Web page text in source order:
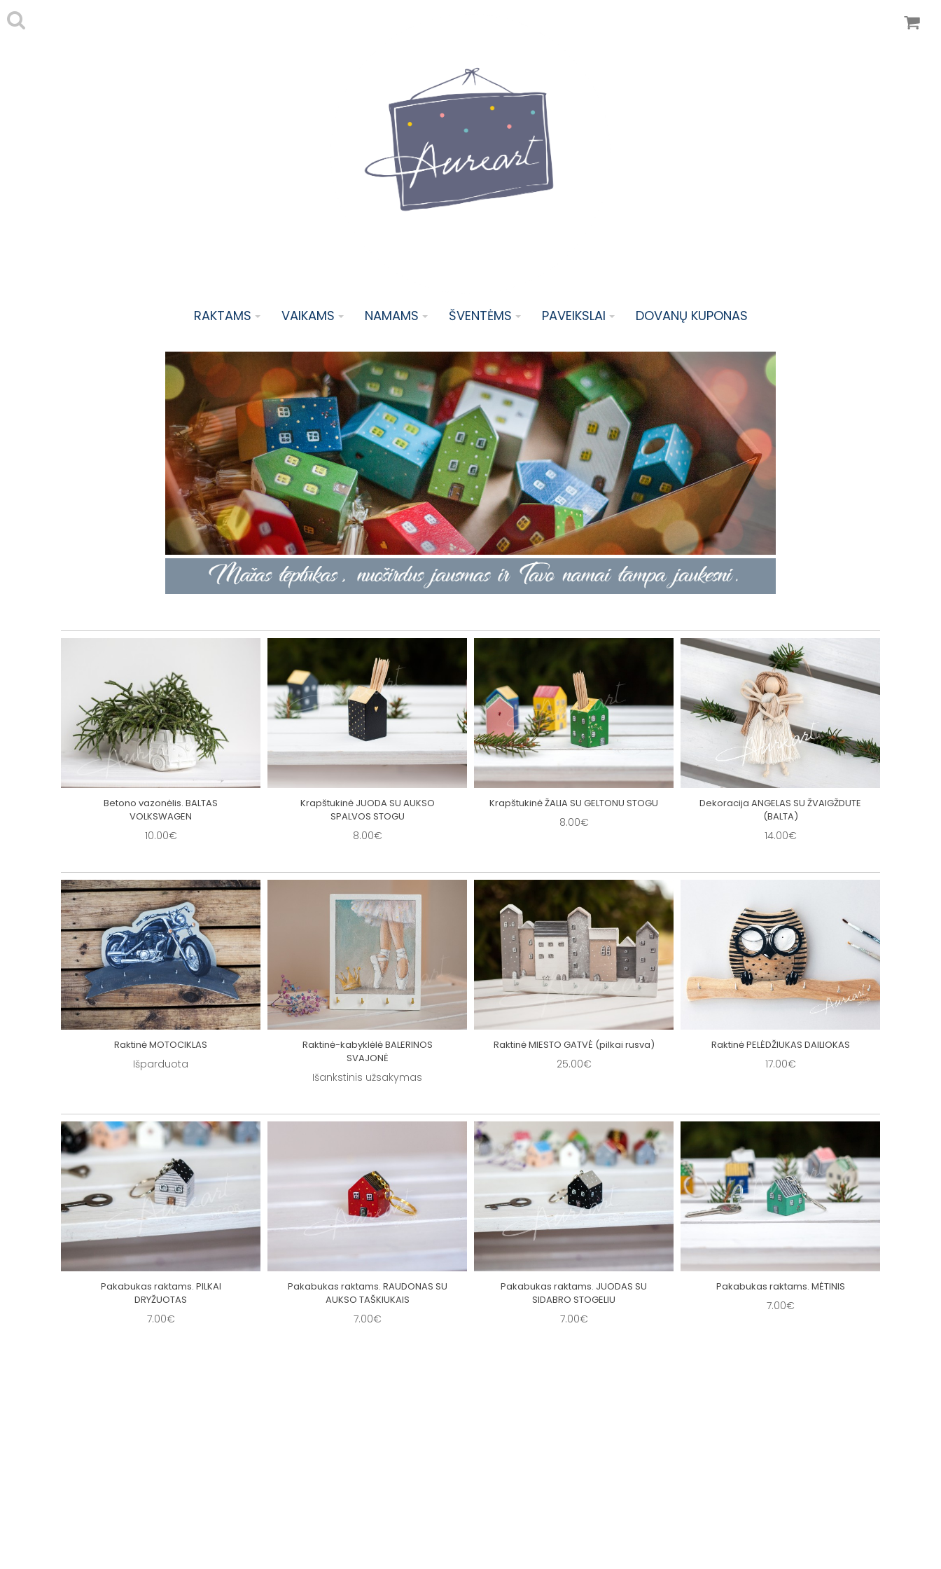
RAKTAMS VAIKAMS NAMAMS ŠVENTĖMS PAVEIKSLAI DOVANŲ KUPONAS
Betono vazonėlis. BALTAS
VOLKSWAGEN
10.00€
Krapštukinė JUODA SU AUKSO
SPALVOS STOGU
8.00€
Krapštukinė ŽALIA SU GELTONU STOGU
8.00€
Dekoracija ANGELAS SU ŽVAIGŽDUTE
(BALTA)
14.00€
Raktinė MOTOCIKLAS
Išparduota
Raktinė-kabyklėlė BALERINOS
SVAJONĖ
Išankstinis užsakymas
Raktinė MIESTO GATVĖ (pilkai rusva)
25.00€
Raktinė PELĖDŽIUKAS DAILIOKAS
17.00€
Pakabukas raktams. PILKAI
DRYŽUOTAS
7.00€
Pakabukas raktams. RAUDONAS SU
AUKSO TAŠKIUKAIS
7.00€
Pakabukas raktams. JUODAS SU
SIDABRO STOGELIU
7.00€
Pakabukas raktams. MĖTINIS
7.00€